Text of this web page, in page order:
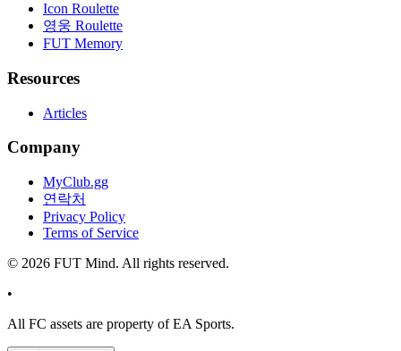
Icon Roulette
영웅 Roulette
FUT Memory
Resources
Articles
Company
MyClub.gg
연락처
Privacy Policy
Terms of Service
© 2026 FUT Mind. All rights reserved.
•
All FC assets are property of EA Sports.